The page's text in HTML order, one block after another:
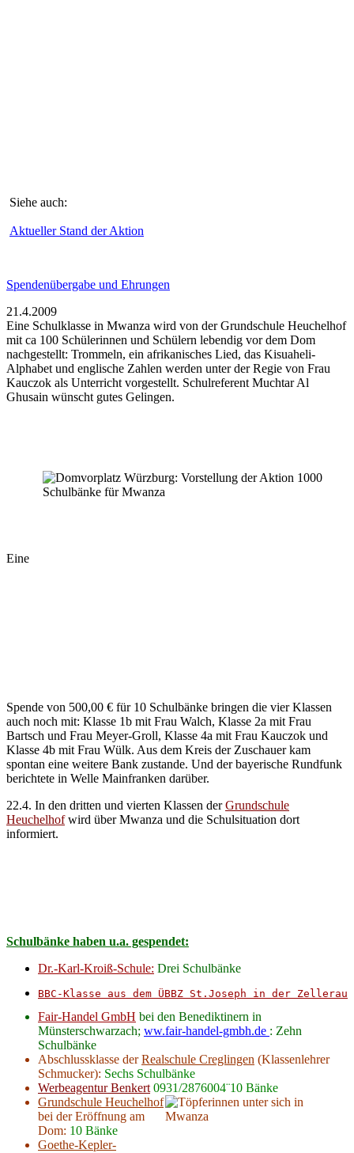
Siehe auch:
Aktueller Stand der Aktion
Spendenübergabe und Ehrungen
21.4.2009
Eine Schulklasse in Mwanza wird von der Grundschule Heuchelhof
mit ca 100 Schülerinnen und Schülern lebendig vor dem Dom
nachgestellt: Trommeln, ein afrikanisches Lied, das Kisuaheli-
Alphabet und englische Zahlen werden unter der Regie von Frau
Kauczok als Unterricht vorgestellt. Schulreferent Muchtar Al
Ghusain wünscht gutes Gelingen.
Eine
Spende von 500,00 € für 10 Schulbänke bringen die vier Klassen
auch noch mit: Klasse 1b mit Frau Walch, Klasse 2a mit Frau
Bartsch und Frau Meyer-Groll, Klasse 4a mit Frau Kauczok und
Klasse 4b mit Frau Wülk. Aus dem Kreis der Zuschauer kam
spontan eine weitere Bank zustande. Und der bayerische Rundfunk
berichtete in Welle Mainfranken darüber.
22.4. In den dritten und vierten Klassen derGrundschule
Heuchelhofwird über Mwanza und die Schulsituation dort
informiert.
Schulbänke haben u.a. gespendet:
Dr.-Karl-Kroiß-Schule: Drei Schulbänke
BBC-Klasse aus dem ÜBBZ St.Joseph in der Zellerau
Fair-Handel GmbH bei den Benediktinern in
Münsterschwarzach; ww.fair-handel-gmbh.de : Zehn
Schulbänke
Abschlussklasse derRealschule Creglingen (Klassenlehrer
Schmucker): Sechs Schulbänke
Werbeagentur Benkert 0931/2876004¨10 Bänke
Grundschule Heuchelhof
bei der Eröffnung am
Dom: 10 Bänke
Goethe-Kepler-